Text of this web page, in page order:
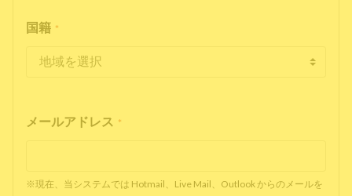
国籍 *
メールアドレス *
※現在、当システムでは Hotmail、Live Mail、Outlook からのメールを